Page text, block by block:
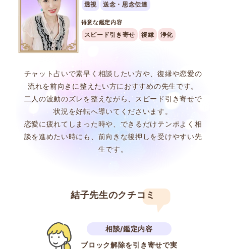
透視 送念・思念伝達
得意な鑑定内容
スピード引き寄せ 復縁 浄化
チャット占いで素早く相談したい方や、復縁や恋愛の
流れを前向きに整えたい方におすすめの先生です。
二人の波動のズレを整えながら、スピード引き寄せで
状況を好転へ導いてくださいます。
恋愛に疲れてしまった時や、できるだけテンポよく相
談を進めたい時にも、前向きな後押しを受けやすい先
生です。
結子先生のクチコミ
ブロック解除を引き寄せで実